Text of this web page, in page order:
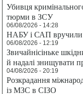
Убивця
тюрми в ЗСУ
06/08/2026 - 14:28
НАБУ і САП вручили
06/08/2026 - 12:19
Звичайнісіньке
й надалі знищувати
04/08/2026 - 20:19
Розкрадання
із МЗС в СІЗО